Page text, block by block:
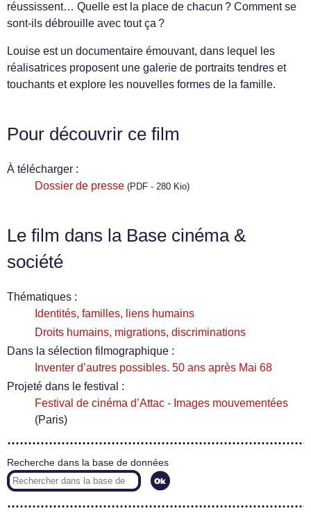
réussissent… Quelle est la place de chacun ? Comment se
sont-ils débrouille avec tout ça ?
Louise est un documentaire émouvant, dans lequel les
réalisatrices proposent une galerie de portraits tendres et
touchants et explore les nouvelles formes de la famille.
Pour découvrir ce film
À télécharger :
Dossier de presse (PDF - 280 Kio)
Le film dans la Base cinéma &
société
Thématiques :
Identités, familles, liens humains
Droits humains, migrations, discriminations
Dans la sélection filmographique :
Inventer d’autres possibles. 50 ans après Mai 68
Projeté dans le festival :
Festival de cinéma d’Attac - Images mouvementées
(Paris)
Recherche dans la base de données